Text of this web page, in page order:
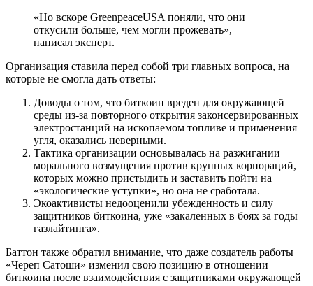
«Но вскоре GreenpeaceUSA поняли, что они
откусили больше, чем могли прожевать», —
написал эксперт.
Организация ставила перед собой три главных вопроса, на
которые не смогла дать ответы:
Доводы о том, что биткоин вреден для окружающей
среды из-за повторного открытия законсервированных
электростанций на ископаемом топливе и применения
угля, оказались неверными.
Тактика организации основывалась на разжигании
морального возмущения против крупных корпораций,
которых можно пристыдить и заставить пойти на
«экологические уступки», но она не сработала.
Экоактивисты недооценили убежденность и силу
защитников биткоина, уже «закаленных в боях за годы
газлайтинга».
Баттон также обратил внимание, что даже создатель работы
«Череп Сатоши» изменил свою позицию в отношении
биткоина после взаимодействия с защитниками окружающей